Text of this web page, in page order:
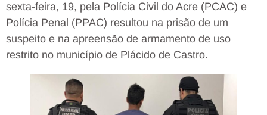
sexta-feira, 19, pela Polícia Civil do Acre (PCAC) e
Polícia Penal (PPAC) resultou na prisão de um
suspeito e na apreensão de armamento de uso
restrito no município de Plácido de Castro.